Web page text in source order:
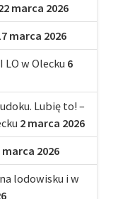
marca 2026
marca 2026
w Olecku 6
Lubię to! –
2 marca 2026
marca 2026
lodowisku i w